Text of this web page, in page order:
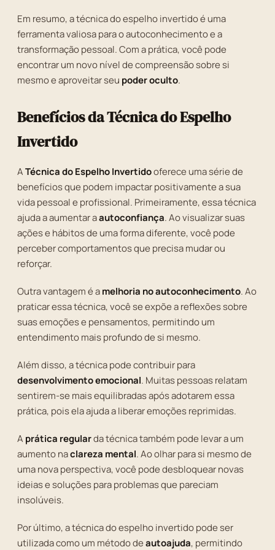
Em resumo, a técnica do espelho invertido é uma
ferramenta valiosa para o autoconhecimento e a
transformação pessoal. Com a prática, você pode
encontrar um novo nível de compreensão sobre si
mesmo e aproveitar seu poder oculto.
Benefícios da Técnica do Espelho
Invertido
ATécnica do Espelho Invertidooferece uma série de
benefícios que podem impactar positivamente a sua
vida pessoal e profissional. Primeiramente, essa técnica
ajuda a aumentar aautoconfiança. Ao visualizar suas
ações e hábitos de uma forma diferente, você pode
perceber comportamentos que precisa mudar ou
reforçar.
Outra vantagem é amelhoria no autoconhecimento. Ao
praticar essa técnica, você se expõe a reflexões sobre
suas emoções e pensamentos, permitindo um
entendimento mais profundo de si mesmo.
Além disso, a técnica pode contribuir para
desenvolvimento emocional. Muitas pessoas relatam
sentirem-se mais equilibradas após adotarem essa
prática, pois ela ajuda a liberar emoções reprimidas.
A prática regularda técnica também pode levar a um
aumento naclareza mental. Ao olhar para si mesmo de
uma nova perspectiva, você pode desbloquear novas
ideias e soluções para problemas que pareciam
insolúveis.
Por último, a técnica do espelho invertido pode ser
utilizada como um método deautoajuda, permitindo